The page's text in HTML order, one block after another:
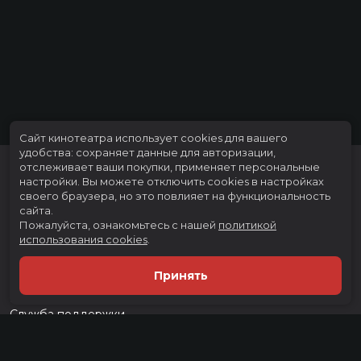
Расписание
Скоро в кино
Новости и акции
Служба поддержки
Сайт кинотеатра использует cookies для вашего
удобства: сохраняет данные для авторизации,
отслеживает ваши покупки, применяет персональные
настройки. Вы можете отключить cookies в настройках
своего браузера, но это повлияет на функциональность
сайта.
Пожалуйста, ознакомьтесь с нашей политикой
использования cookies
Принять